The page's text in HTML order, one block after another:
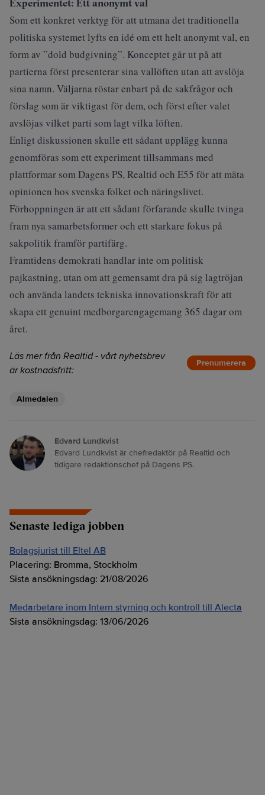
Som ett konkret verktyg för att utmana det traditionella
politiska systemet lyfts en idé om ett helt anonymt val, en
form av ”dold budgivning”. Konceptet går ut på att
partierna först presenterar sina vallöften utan att avslöja
sina namn. Väljarna röstar enbart på de sakfrågor och
förslag som är viktigast för dem, och först efter valet
avslöjas vilket parti som lagt vilka löften.
Enligt diskussionen skulle ett sådant upplägg kunna
genomföras som ett experiment tillsammans med
plattformar som Dagens PS, Realtid och E55 för att mäta
opinionen hos svenska folket och näringslivet.
Förhoppningen är att ett sådant förfarande skulle tvinga
fram nya samarbetsformer och ett starkare fokus på
sakpolitik framför partifärg.
Framtidens demokrati handlar inte om politisk
pajkastning, utan om att gemensamt dra på sig lagtröjan
och använda landets tekniska innovationskraft för att
skapa ett genuint medborgarengagemang 365 dagar om
året.
Läs mer från Realtid - vårt nyhetsbrev
är kostnadsfritt:
Prenumerera
Almedalen
Edvard Lundkvist
Edvard Lundkvist är chefredaktör på Realtid och
tidigare redaktionschef på Dagens PS.
Senaste lediga jobben
Bolagsjurist till Eltel AB
Placering: Bromma, Stockholm
Sista ansökningsdag: 21/08/2026
Medarbetare inom Intern styrning och kontroll till Alecta
Sista ansökningsdag: 13/06/2026